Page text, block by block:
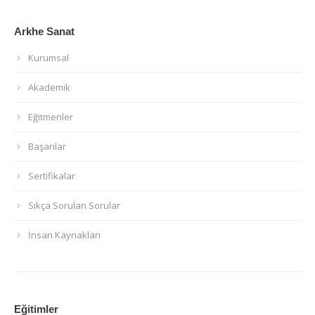
Arkhe Sanat
Kurumsal
Akademik
Eğitmenler
Başarılar
Sertifikalar
Sıkça Sorulan Sorular
İnsan Kaynakları
Eğitimler